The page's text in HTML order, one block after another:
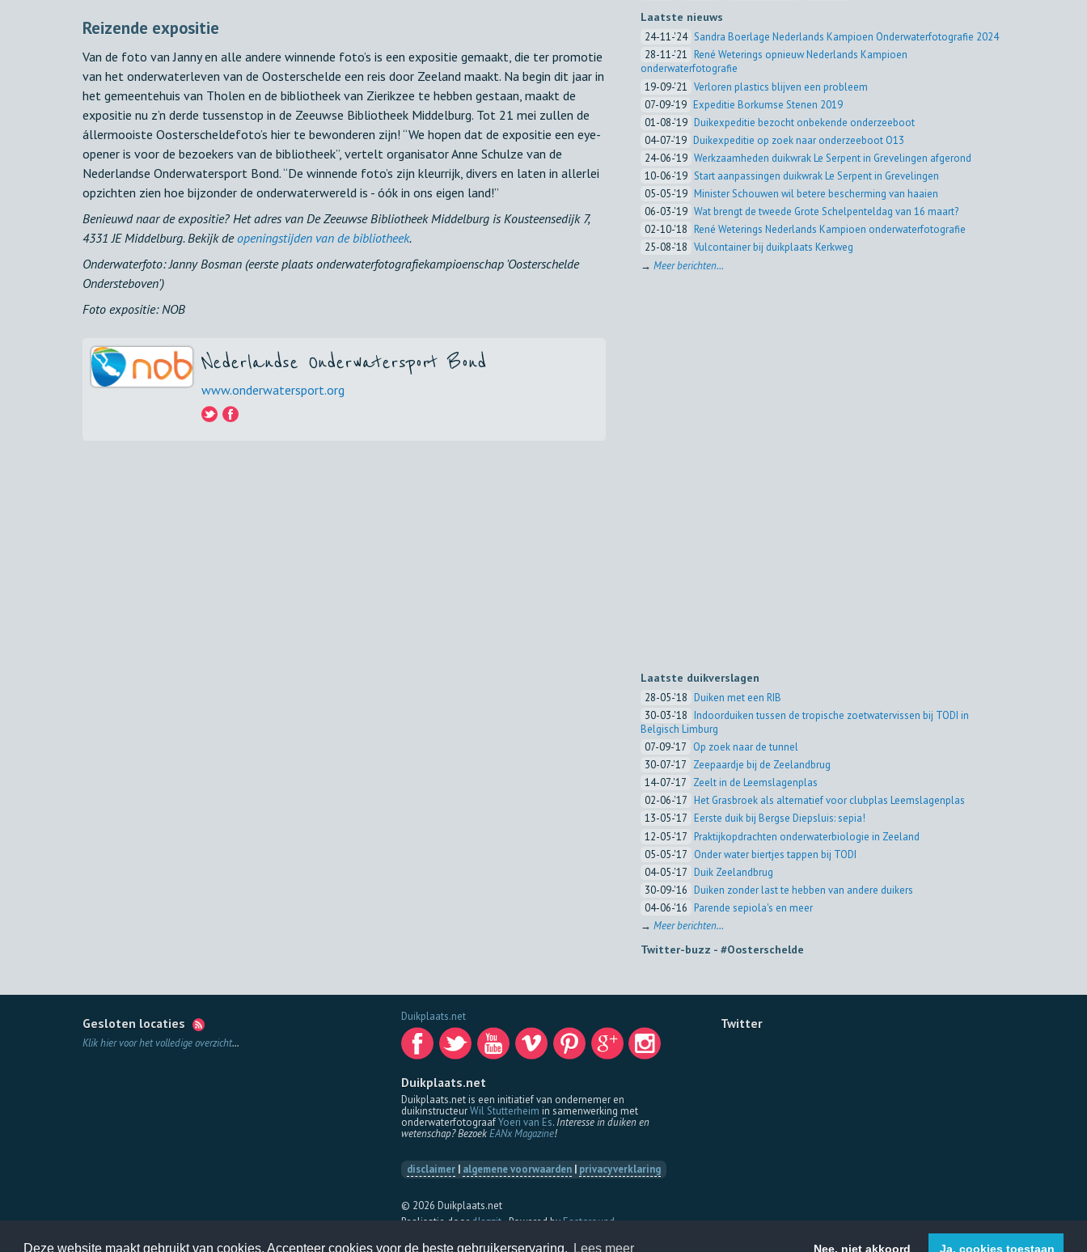
Deze website maakt gebruikt van cookies. Accepteer cookies voor de beste gebruikerservaring. Lees meer Nee, niet akkoord Ja, cookies toestaan
Reizende expositie
Van de foto van Janny en alle andere winnende foto’s is een expositie gemaakt, die ter promotie
van het onderwaterleven van de Oosterschelde een reis door Zeeland maakt. Na begin dit jaar in
het gemeentehuis van Tholen en de bibliotheek van Zierikzee te hebben gestaan, maakt de
expositie nu z’n derde tussenstop in de Zeeuwse Bibliotheek Middelburg. Tot 21 mei zullen de
állermooiste Oosterscheldefoto’s hier te bewonderen zijn! “We hopen dat de expositie een eye-
opener is voor de bezoekers van de bibliotheek”, vertelt organisator Anne Schulze van de
Nederlandse Onderwatersport Bond. “De winnende foto’s zijn kleurrijk, divers en laten in allerlei
opzichten zien hoe bijzonder de onderwaterwereld is - óók in ons eigen land!”
Benieuwd naar de expositie? Het adres van De Zeeuwse Bibliotheek Middelburg is Kousteensedijk 7,
4331 JE Middelburg. Bekijk deopeningstijden van de bibliotheek.
Onderwaterfoto: Janny Bosman (eerste plaats onderwaterfotografiekampioenschap 'Oosterschelde
Ondersteboven')
Foto expositie: NOB
Nederlandse Onderwatersport Bond
www.onderwatersport.org
Laatste nieuws
24-11-'24 Sandra Boerlage Nederlands Kampioen Onderwaterfotografie 2024
28-11-'21 René Weterings opnieuw Nederlands Kampioen
onderwaterfotografie
19-09-'21 Verloren plastics blijven een probleem
07-09-'19 Expeditie Borkumse Stenen 2019
01-08-'19 Duikexpeditie bezocht onbekende onderzeeboot
04-07-'19 Duikexpeditie op zoek naar onderzeeboot O13
24-06-'19 Werkzaamheden duikwrak Le Serpent in Grevelingen afgerond
10-06-'19 Start aanpassingen duikwrak Le Serpent in Grevelingen
05-05-'19 Minister Schouwen wil betere bescherming van haaien
06-03-'19 Wat brengt de tweede Grote Schelpenteldag van 16 maart?
02-10-'18 René Weterings Nederlands Kampioen onderwaterfotografie
25-08-'18 Vulcontainer bij duikplaats Kerkweg
→Meer berichten...
Laatste duikverslagen
28-05-'18 Duiken met een RIB
30-03-'18 Indoorduiken tussen de tropische zoetwatervissen bij TODI in
Belgisch Limburg
07-09-'17 Op zoek naar de tunnel
30-07-'17 Zeepaardje bij de Zeelandbrug
14-07-'17 Zeelt in de Leemslagenplas
02-06-'17 Het Grasbroek als alternatief voor clubplas Leemslagenplas
13-05-'17 Eerste duik bij Bergse Diepsluis: sepia!
12-05-'17 Praktijkopdrachten onderwaterbiologie in Zeeland
05-05-'17 Onder water biertjes tappen bij TODI
04-05-'17 Duik Zeelandbrug
30-09-'16 Duiken zonder last te hebben van andere duikers
04-06-'16 Parende sepiola's en meer
→Meer berichten...
Twitter-buzz -#Oosterschelde
Gesloten locaties
Klik hier voor het volledige overzicht...
Duikplaats.net
Duikplaats.net
Duikplaats.net is een initiatief van ondernemer en
duikinstructeurWil Stutterheim in samenwerking met
onderwaterfotograafYoeri van Es. Interesse in duiken en
wetenschap? BezoekEANx Magazine!
disclaimer | algemene voorwaarden | privacyverklaring
© 2026 Duikplaats.net
Realisatie doordJazzit- Powered byEastground
Twitter